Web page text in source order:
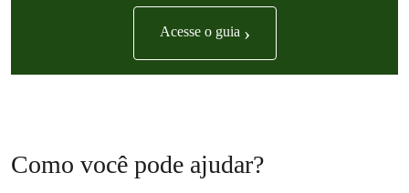
Acesse o guia ›
Como você pode ajudar?